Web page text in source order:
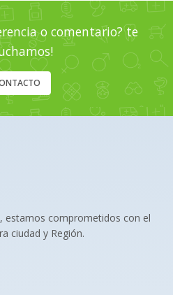
o comentario? te
estamos comprometidos con el
ciudad y Región.